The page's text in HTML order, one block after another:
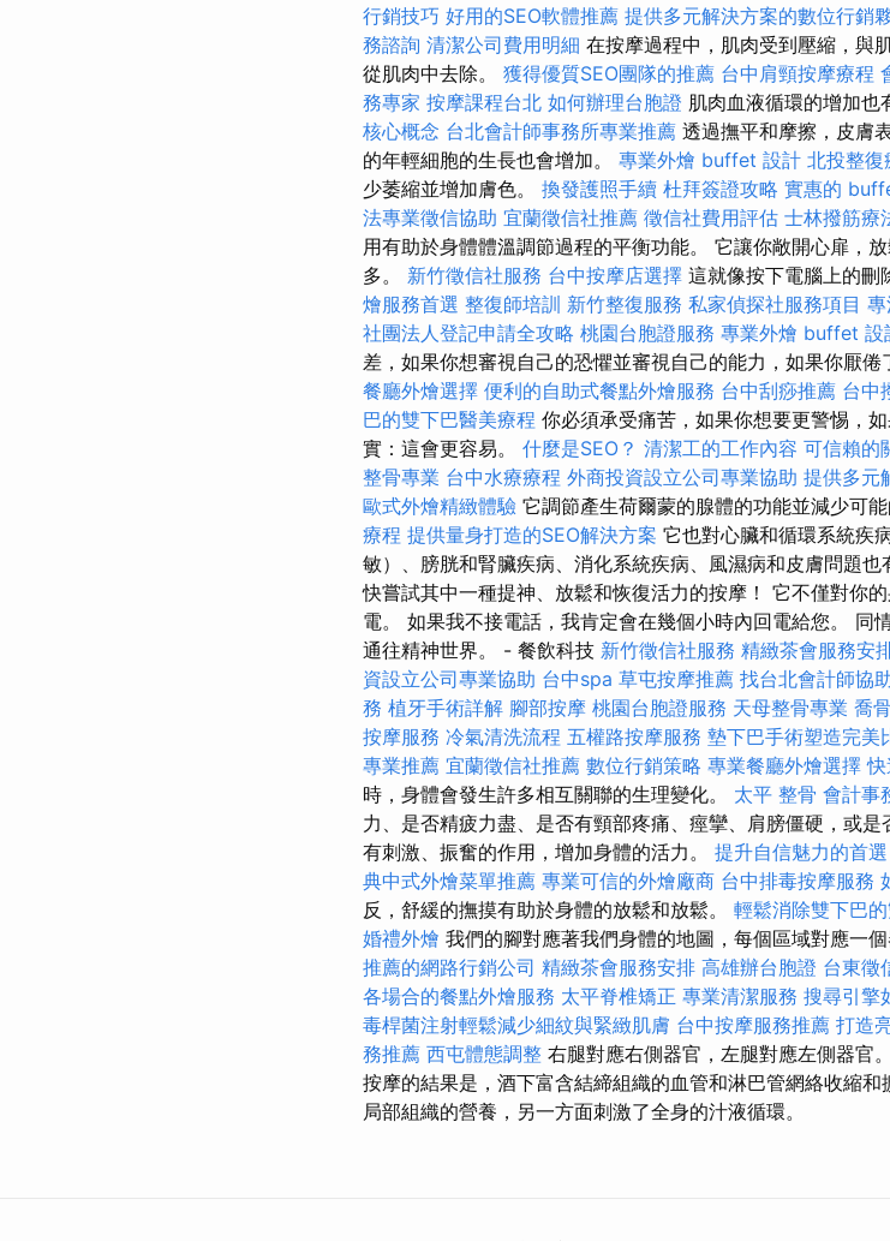
行銷技巧 好用的SEO軟體推薦 提供多元解決方案的數位行銷
務諮詢 清潔公司費用明細 在按摩過程中，肌肉受到壓縮，與
從肌肉中去除。 獲得優質SEO團隊的推薦 台中肩頸按摩療程
務專家 按摩課程台北 如何辦理台胞證 肌肉血液循環的增加也
核心概念 台北會計師事務所專業推薦 透過撫平和摩擦，皮膚
的年輕細胞的生長也會增加。 專業外燴 buffet 設計 北投整復
少萎縮並增加膚色。 換發護照手續 杜拜簽證攻略 實惠的
法專業徵信協助 宜蘭徵信社推薦 徵信社費用評估 士林撥筋療
用有助於身體體溫調節過程的平衡功能。 它讓你敞開心扉，
多。 新竹徵信社服務 台中按摩店選擇 這就像按下電腦上的刪
燴服務首選 整復師培訓 新竹整復服務 私家偵探社服務項目
社團法人登記申請全攻略 桃園台胞證服務 專業外燴 buffet 設
差，如果你想審視自己的恐懼並審視自己的能力，如果你厭倦
餐廳外燴選擇 便利的自助式餐點外燴服務 台中刮痧推薦 台中
巴的雙下巴醫美療程 你必須承受痛苦，如果你想要更警惕，
實：這會更容易。 什麼是SEO？ 清潔工的工作內容 可信賴的
整骨專業 台中水療療程 外商投資設立公司專業協助 提供多元
歐式外燴精緻體驗 它調節產生荷爾蒙的腺體的功能並減少可能
療程 提供量身打造的SEO解決方案 它也對心臟和循環系統疾
敏）、膀胱和腎臟疾病、消化系統疾病、風濕病和皮膚問題
快嘗試其中一種提神、放鬆和恢復活力的按摩！ 它不僅對你
電。 如果我不接電話，我肯定會在幾個小時內回電給您。 同
通往精神世界。 - 餐飲科技 新竹徵信社服務 精緻茶會服務安
資設立公司專業協助 台中spa 草屯按摩推薦 找台北會計師協
務 植牙手術詳解 腳部按摩 桃園台胞證服務 天母整骨專業 喬
按摩服務 冷氣清洗流程 五權路按摩服務 墊下巴手術塑造完美
專業推薦 宜蘭徵信社推薦 數位行銷策略 專業餐廳外燴選擇
時，身體會發生許多相互關聯的生理變化。 太平 整骨 會計事
力、是否精疲力盡、是否有頸部疼痛、痙攣、肩膀僵硬，或
有刺激、振奮的作用，增加身體的活力。 提升自信魅力的首
典中式外燴菜單推薦 專業可信的外燴廠商 台中排毒按摩服務
反，舒緩的撫摸有助於身體的放鬆和放鬆。 輕鬆消除雙下巴
婚禮外燴 我們的腳對應著我們身體的地圖，每個區域對應一個
推薦的網路行銷公司 精緻茶會服務安排 高雄辦台胞證 台東徵
各場合的餐點外燴服務 太平脊椎矯正 專業清潔服務 搜尋引擎
毒桿菌注射輕鬆減少細紋與緊緻肌膚 台中按摩服務推薦 打造
務推薦 西屯體態調整 右腿對應右側器官，左腿對應左側器官
按摩的結果是，酒下富含結締組織的血管和淋巴管網絡收縮
局部組織的營養，另一方面刺激了全身的汁液循環。